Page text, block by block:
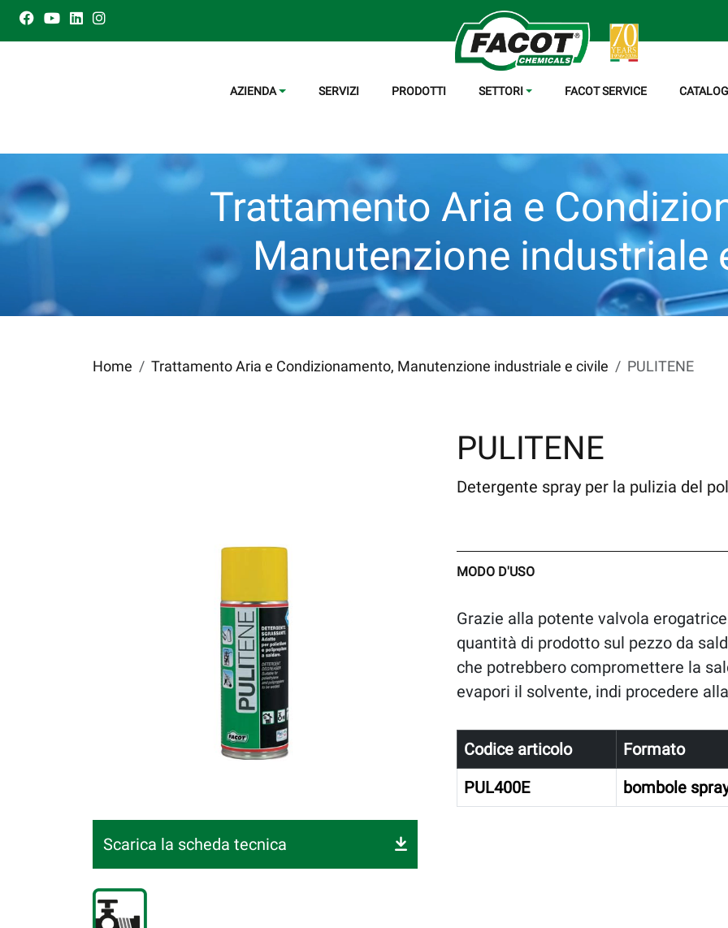
AZIENDA SERVIZI PRODOTTI SETTORI FACOT SERVICE
Trattamento Aria e
Manutenzione industriale
Home Trattamento Aria e Condizionamento, Manutenzione industriale e civile PULITENE
PULITENE
Scarica la scheda tecnica
Detergente spray per la pulizia del
MODO D'USO
Grazie alla potente valvola
quantità di prodotto sul pezzo da
che potrebbero compromettere la
evapori il solvente, indi procedere
Codice articolo
Formato
PUL400E
bombole